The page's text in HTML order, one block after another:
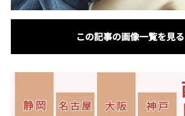
この記事の画像一覧を見る